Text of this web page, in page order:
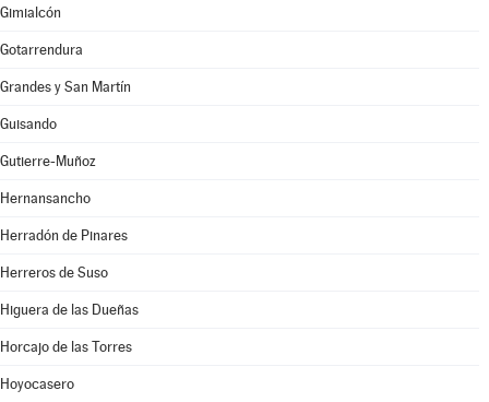
Gimialcón
Gotarrendura
Grandes y San Martín
Guisando
Gutierre-Muñoz
Hernansancho
Herradón de Pinares
Herreros de Suso
Higuera de las Dueñas
Horcajo de las Torres
Hoyocasero